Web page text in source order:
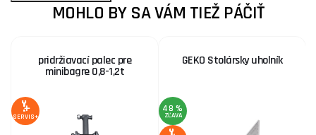
MOHLO BY SA VÁM TIEŽ PÁČIŤ
pridržiavací palec pre
minibagre 0,8-1,2t
SERVIS+
GEKO Stolársky uholník
48 %
ZĽAVA